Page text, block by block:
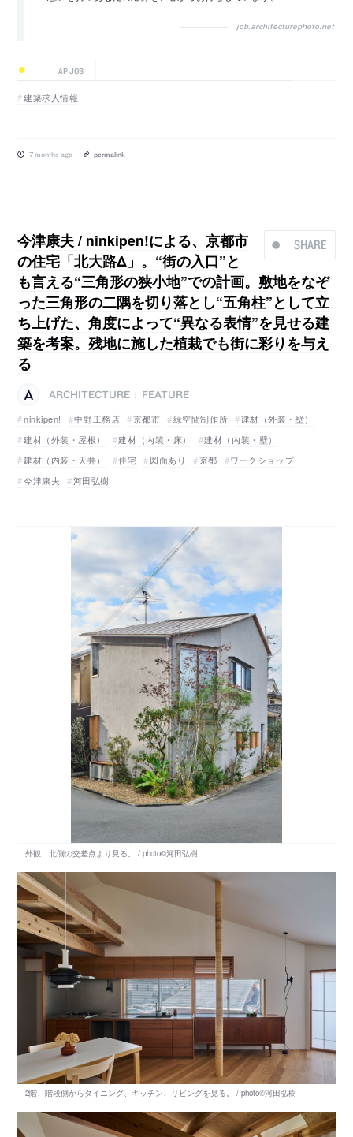
job.architecturephoto.net
AP JOB
建築求人情報
7 months ago permalink
SHARE
今津康夫 / ninkipen!による、京都市
の住宅「北大路Δ」。“街の入口”と
も言える“三角形の狭小地”での計画。敷地をなぞ
った三角形の二隅を切り落とし“五角柱”として立
ち上げた、角度によって“異なる表情”を見せる建
築を考案。残地に施した植栽でも街に彩りを与え
る
ARCHITECTURE
FEATURE
ninkipen!
中野工務店 京都市 緑空間制作所
建材（外装・壁）
建材（外装・屋根）
建材（内装・床）
建材（内装・壁）
建材（内装・天井）
住宅 図面あり 京都
ワークショップ
今津康夫
河田弘樹